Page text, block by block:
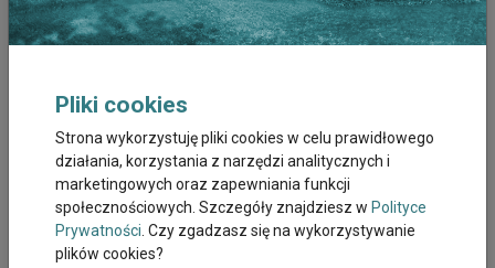
Czerwiec 2025
Wrzesień 2023
Sierpień 2023
Lipiec 2023
Pliki cookies
Strona wykorzystuję pliki cookies w celu prawidłowego
działania, korzystania z narzędzi analitycznych i
marketingowych oraz zapewniania funkcji
społecznościowych. Szczegóły znajdziesz w Polityce
Prywatności . Czy zgadzasz się na wykorzystywanie
plików cookies?